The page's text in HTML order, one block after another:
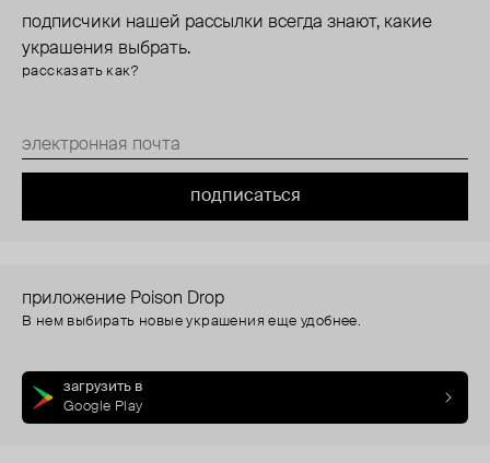
подписчики нашей рассылки всегда знают, какие
украшения выбрать.
рассказать как?
подписаться
приложение Poison Drop
В нем выбирать новые украшения еще удобнее.
загрузить в
Google Play